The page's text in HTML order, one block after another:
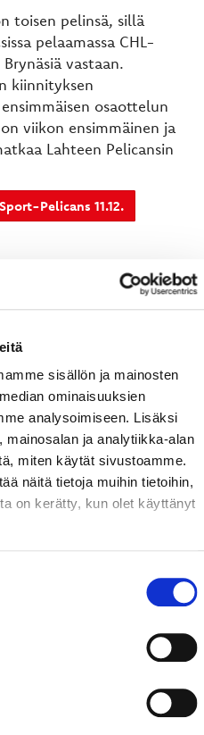
sisällön ja mainosten
ominaisuuksien
analysoimiseen. Lisäksi
mainosalan ja analytiikka-alan
miten käytät sivustoamme.
näitä tietoja muihin tietoihin,
on kerätty, kun olet käyttänyt
toisen pelinsä, sillä
pelaamassa CHL-
vastaan.
kiinnityksen
osaottelun
viikon ensimmäinen ja
Lahteen Pelicansin
Pelicans 11.12.
POIKKEUKSELLISTA
ILMAISEEN
KESÄ-HEINÄKUUSSA!
MEET&GREET
MYYNNISSÄ
jatkaa Sportin
Superkaudella – jatkoa